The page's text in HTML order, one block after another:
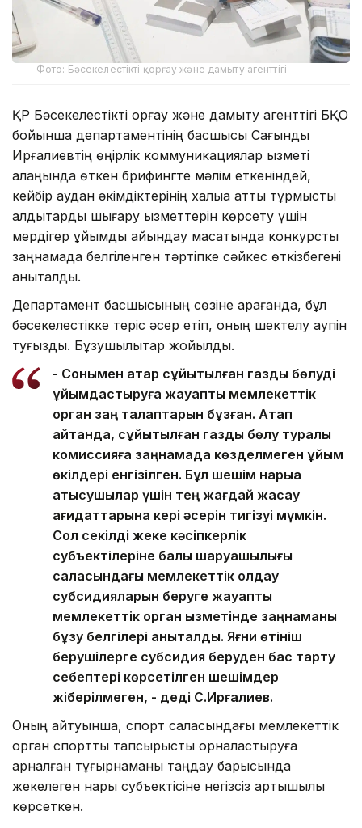
Фото: Бәсекелестікті қорғау және дамыту агенттігі
ҚР Бәсекелестікті қорғау және дамыту агенттігі БҚО
бойынша департаментінің басшысы Сағындық
Ирғалиевтің өңірлік коммуникациялар қызметі
алаңында өткен брифингте мәлім еткеніндей,
кейбір аудан әкімдіктерінің халыққа қатты тұрмыстық
қалдықтарды шығару қызметтерін көрсету үшін
мердігер ұйымды айқындау мақсатында конкурсты
заңнамада белгіленген тәртіпке сәйкес өткізбегені
анықталды.
Департамент басшысының сөзіне қарағанда, бұл
бәсекелестікке теріс әсер етіп, оның шектелу қаупін
туғызды. Бұзушылықтар жойылды.
- Сонымен қатар сұйытылған газды бөлуді
ұйымдастыруға жауапты мемлекеттік
орган заң талаптарын бұзған. Атап
айтқанда, сұйытылған газды бөлу туралы
комиссияға заңнамада көзделмеген ұйым
өкілдері енгізілген. Бұл шешім нарыққа
қатысушылар үшін тең жағдай жасау
қағидаттарына кері әсерін тигізуі мүмкін.
Сол секілді жеке кәсіпкерлік
субъектілеріне балық шаруашылығы
саласындағы мемлекеттік қолдау
субсидияларын беруге жауапты
мемлекеттік орган қызметінде заңнаманы
бұзу белгілері анықталды. Яғни өтініш
берушілерге субсидия беруден бас тарту
себептері көрсетілген шешімдер
жіберілмеген, - деді С.Ирғалиев.
Оның айтуынша, спорт саласындағы мемлекеттік
орган спорттық тапсырысты орналастыруға
арналған тұғырнаманы таңдау барысында
жекелеген нарық субъектісіне негізсіз артықшылық
көрсеткен.